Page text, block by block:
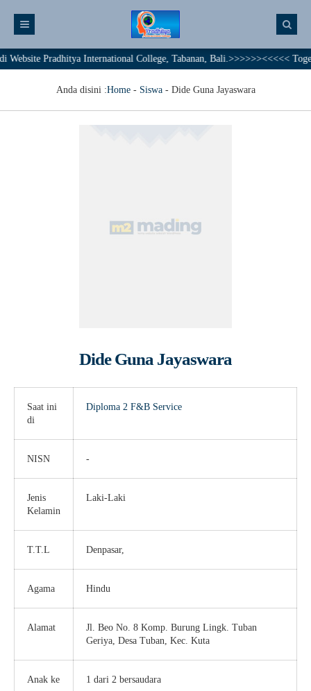
Pradhitya International College, Tabanan, Bali.>>>>>><<<<<
Anda disini :Home- Siswa- Dide Guna Jayaswara
Dide Guna Jayaswara
Saat ini
di
Diploma 2 F&B Service
NISN -
Jenis
Kelamin
Laki-Laki
T.T.L Denpasar,
Agama Hindu
Alamat
Jl. Beo No. 8 Komp. Burung Lingk. Tuban
Geriya, Desa Tuban, Kec. Kuta
Anak ke 1 dari 2 bersaudara